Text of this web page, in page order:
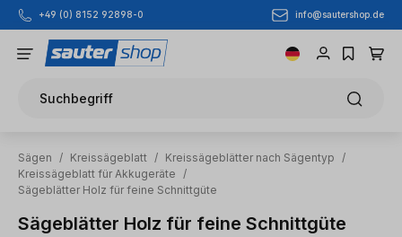
Zum Hauptinhalt springen
+49 (0) 8152 92898-0 info@sautershop.de
Suchbegriff
Sägen / Kreissägeblatt / Kreissägeblätter nach Sägentyp
/
Kreissägeblatt für Akkugeräte
/
Sägeblätter Holz für feine Schnittgüte
Sägeblätter Holz für feine Schnittgüte